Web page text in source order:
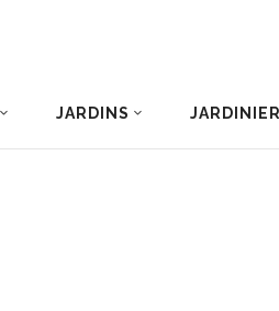
JARDINS